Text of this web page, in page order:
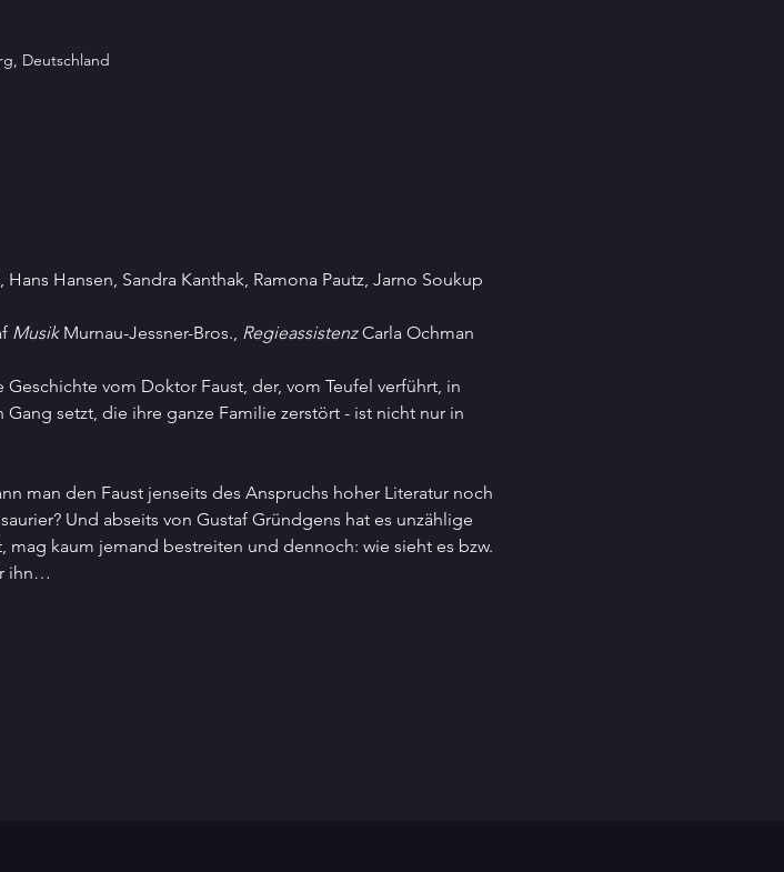
Deutschland
Hansen, Sandra Kanthak, Ramona Pautz, Jarno Soukup
Musik Murnau-Jessner-Bros., Regieassistenz Carla Ochman
vom Doktor Faust, der, vom Teufel verführt, in
setzt, die ihre ganze Familie zerstört - ist nicht nur in
man den Faust jenseits des Anspruchs hoher Literatur noch
Und abseits von Gustaf Gründgens hat es unzählige
kaum jemand bestreiten und dennoch: wie sieht es bzw.
ihn…